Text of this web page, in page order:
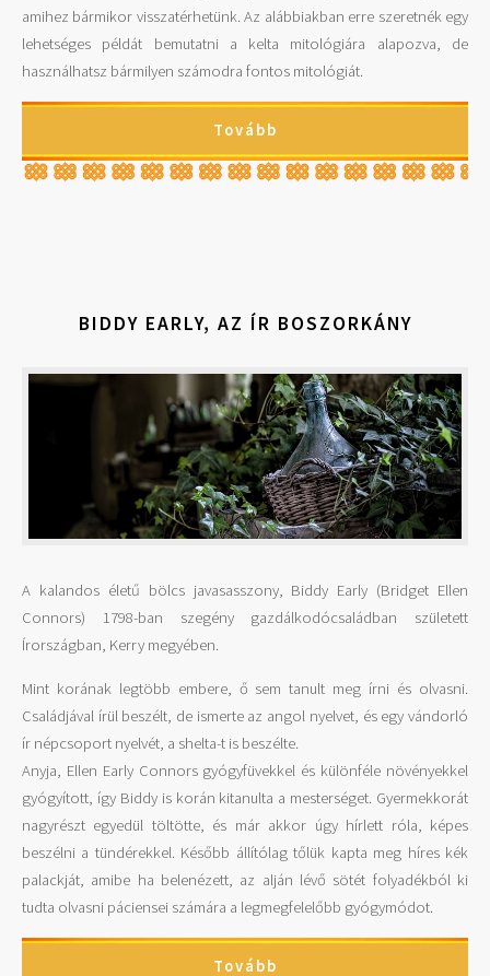
amihez bármikor visszatérhetünk. Az alábbiakban erre szeretnék egy
lehetséges példát bemutatni a kelta mitológiára alapozva, de
használhatsz bármilyen számodra fontos mitológiát.
Tovább
BIDDY EARLY, AZ ÍR BOSZORKÁNY
A kalandos életű bölcs javasasszony, Biddy Early (Bridget Ellen
Connors) 1798-ban szegény gazdálkodócsaládban született
Írországban, Kerry megyében.
Mint korának legtöbb embere, ő sem tanult meg írni és olvasni.
Családjával írül beszélt, de ismerte az angol nyelvet, és egy vándorló
ír népcsoport nyelvét, a shelta-t is beszélte.
Anyja, Ellen Early Connors gyógyfüvekkel és különféle növényekkel
gyógyított, így Biddy is korán kitanulta a mesterséget. Gyermekkorát
nagyrészt egyedül töltötte, és már akkor úgy hírlett róla, képes
beszélni a tündérekkel. Később állítólag tőlük kapta meg híres kék
palackját, amibe ha belenézett, az alján lévő sötét folyadékból ki
tudta olvasni páciensei számára a legmegfelelőbb gyógymódot.
Tovább